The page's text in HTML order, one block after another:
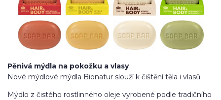
Pěnivá mýdla na pokožku a vlasy
Nové mýdlové mýdla Bionatur slouží k čištění těla i vlasů.
Mýdlo z čistého rostlinného oleje vyrobené podle tradičního